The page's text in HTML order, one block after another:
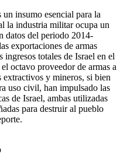
un insumo esencial para la
la industria militar ocupa un
datos del periodo 2014-
exportaciones de armas
totales de Israel en el
octavo proveedor de armas a
y mineros, si bien
uso civil, han impulsado las
de Israel, ambas utilizadas
para destruir al pueblo